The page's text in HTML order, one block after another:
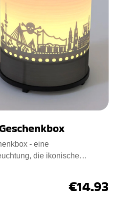
- eine
die ikonische
€14.93